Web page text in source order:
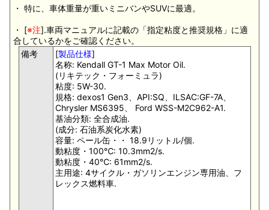
・ 特に、車体重量が重いミニバンやSUVに最適。
・ [※注].車両マニュアルに記載の「指定粘度と推奨規格」に適
合しているかをご確認ください。
備考
[製品仕様]
名称: Kendall GT-1 Max Motor Oil.
(リキテック・フォーミュラ)
粘度: 5W-30.
規格: dexos1 Gen3、API:SQ、ILSAC:GF-7A、
Chrysler MS6395、 Ford WSS-M2C962-A1.
基油分類: 全合成油.
(成分: 石油系炭化水素)
容量: ペール缶・・ 18.9リットル/個.
動粘度・100℃: 10.3mm2/s.
動粘度・40℃: 61mm2/s.
主用途: 4サイクル・ガソリンエンジン専用油、フ
レックス燃料車.